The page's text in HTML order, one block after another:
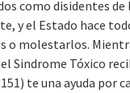
como disidentes
y el Estado hace
o molestarlos.
Sindrome Tóxico
te una ayuda por